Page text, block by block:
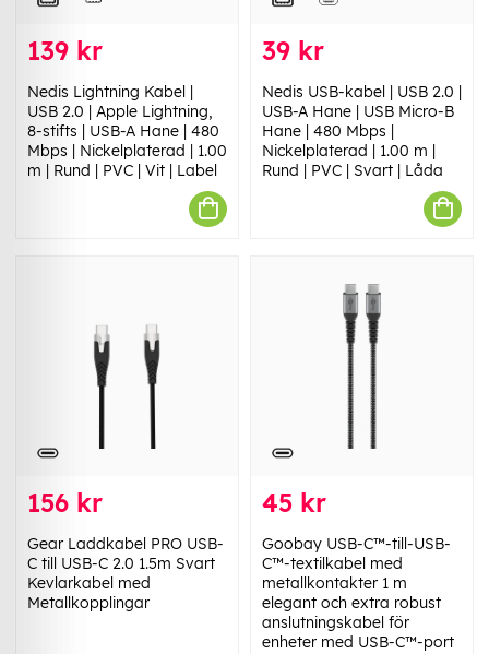
139 kr
Nedis Lightning Kabel |
USB 2.0 | Apple Lightning,
8-stifts | USB-A Hane | 480
Mbps | Nickelplaterad | 1.00
m | Rund | PVC | Vit | Label
39 kr
Nedis USB-kabel | USB 2.0 |
USB-A Hane | USB Micro-B
Hane | 480 Mbps |
Nickelplaterad | 1.00 m |
Rund | PVC | Svart | Låda
156 kr
Gear Laddkabel PRO USB-
C till USB-C 2.0 1.5m Svart
Kevlarkabel med
Metallkopplingar
45 kr
Goobay USB-C™-till-USB-
C™-textilkabel med
metallkontakter 1 m
elegant och extra robust
anslutningskabel för
enheter med USB-C™-port